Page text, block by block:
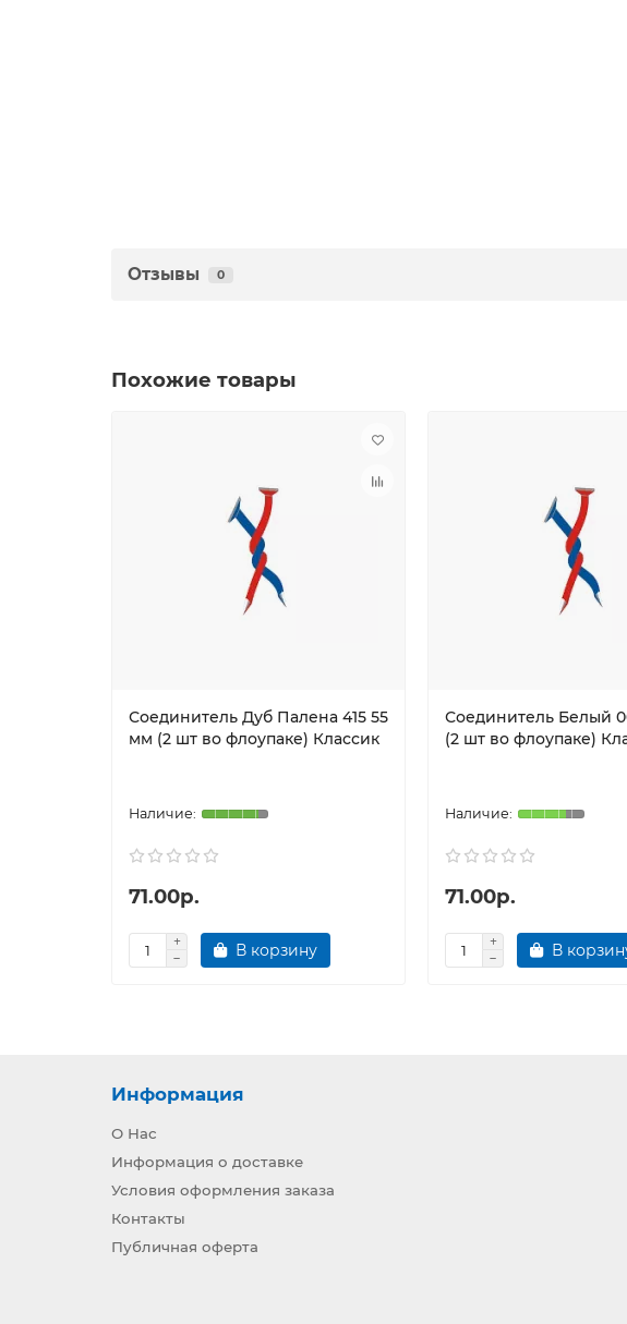
Отзывы 0
Похожие товары
Соединитель Дуб Палена 415 55
мм (2 шт во флоупаке) Классик
71.00р.
В корзину
Соединитель Белый
(2 шт во флоупаке)
71.00р.
В
Информация
О Нас
Информация о доставке
Условия оформления заказа
Контакты
Публичная оферта